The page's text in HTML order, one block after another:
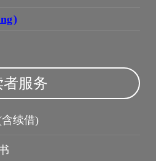
)
者服务
续借)